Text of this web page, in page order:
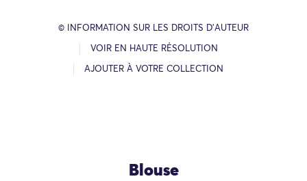
© INFORMATION SUR LES DROITS D’AUTEUR
VOIR EN HAUTE RÉSOLUTION
AJOUTER À VOTRE COLLECTION
Blouse